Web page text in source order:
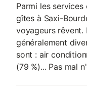
Parmi les
gîtes à Saxi-
voyageurs
généralement
sont : air
(79 %)... Pas mal